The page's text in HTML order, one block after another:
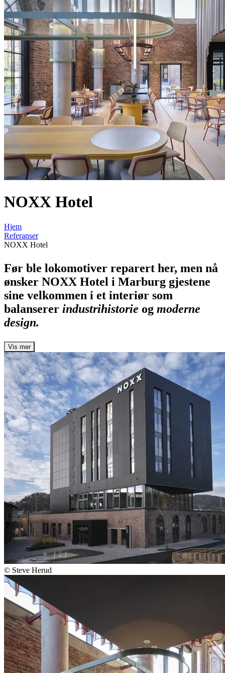
NOXX Hotel
Hjem
Referanser
NOXX Hotel
Før ble lokomotiver reparert her, men nå
ønsker NOXX Hotel i Marburg gjestene
sine velkommen i et interiør som
balanserer industrihistorie og moderne
design.
Vis mer
© Steve Herud